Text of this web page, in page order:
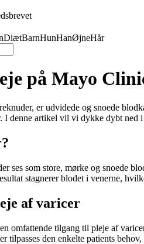
DiætBarnHunHanØjneHår
på Mayo
er udvidede og snoede
I denne artikel vil vi dykke dybt
ses som store, mørke og snoede
stagnerer blodet i venerne,
af varicer
omfattende tilgang til pleje af
tilpasses den enkelte patients